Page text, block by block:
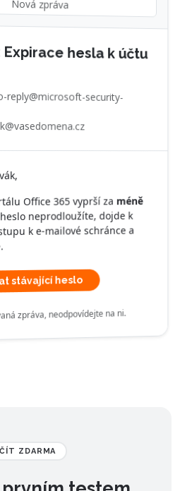
Nová zpráva
Expirace hesla k účtu
reply@microsoft-security-
Office 365 vyprší za méně
neprodloužíte, dojde k
k e-mailové schránce a
stávající heslo
zpráva, neodpovídejte na ni.
ZDARMA